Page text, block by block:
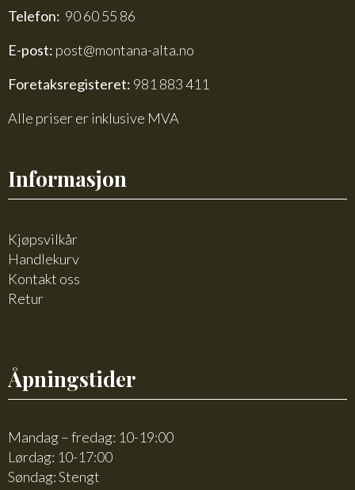
Telefon: 90 60 55 86
E-post: post@montana-alta.no
Foretaksregisteret: 981 883 411
Alle priser er inklusive MVA
Informasjon
Kjøpsvilkår
Handlekurv
Kontakt oss
Retur
Åpningstider
Mandag – fredag: 10-19:00
Lørdag: 10-17:00
Søndag: Stengt